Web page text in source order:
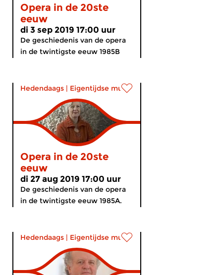
Opera in de 20ste
eeuw
di 3 sep 2019 17:00 uur
De geschiedenis van de opera
in de twintigste eeuw 1985B
Hedendaags | Eigentijdse muziek
Opera in de 20ste
eeuw
di 27 aug 2019 17:00 uur
De geschiedenis van de opera
in de twintigste eeuw 1985A.
Hedendaags | Eigentijdse muziek